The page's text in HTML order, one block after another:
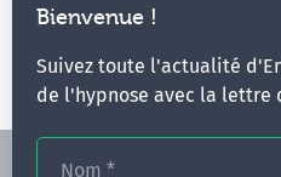
Bienvenue !
Suivez toute l'actualité
de l'hypnose avec la lettre
Nom *
Vous pouvez renouveler